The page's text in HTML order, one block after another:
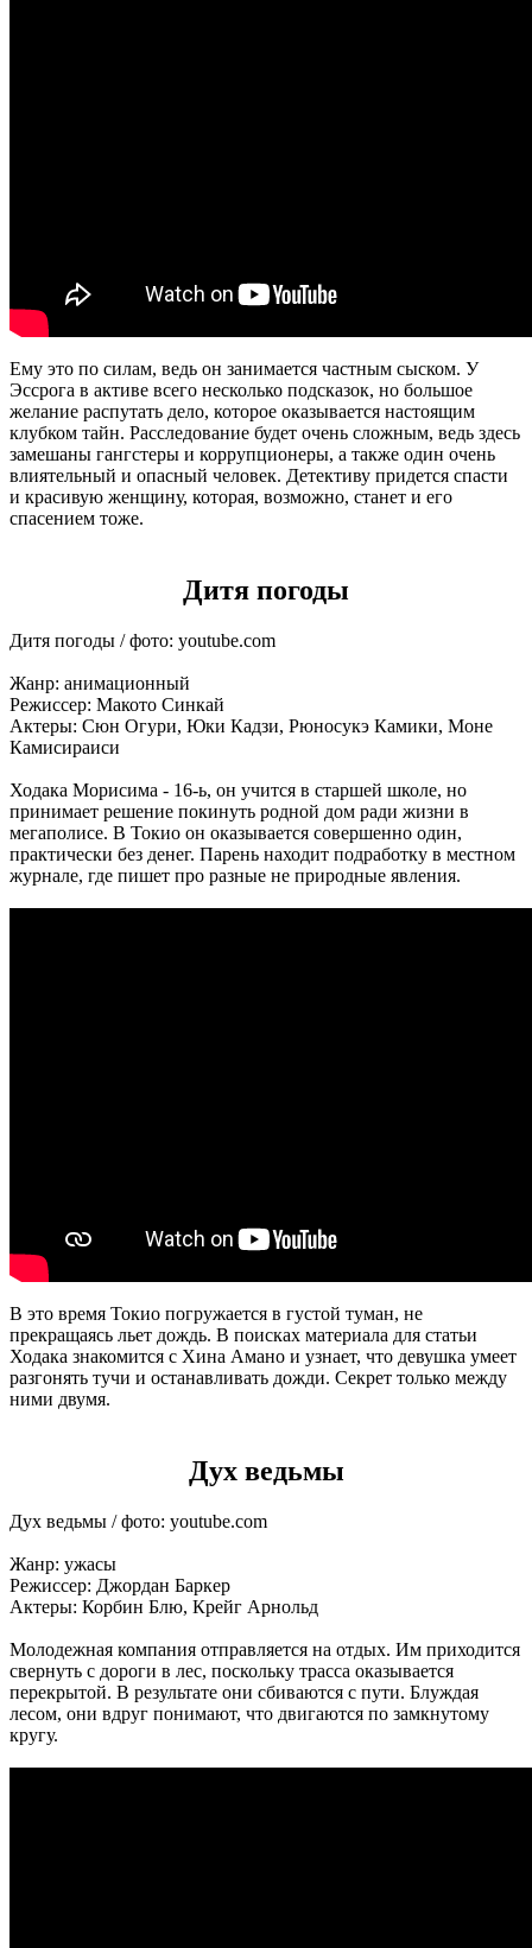
Ему это по силам, ведь он занимается частным сыском. У
Эссрога в активе всего несколько подсказок, но большое
желание распутать дело, которое оказывается настоящим
клубком тайн. Расследование будет очень сложным, ведь здесь
замешаны гангстеры и коррупционеры, а также один очень
влиятельный и опасный человек. Детективу придется спасти
и красивую женщину, которая, возможно, станет и его
спасением тоже.
Дитя погоды
Дитя погоды / фото: youtube.com
Жанр: анимационный
Режиссер: Макото Синкай
Актеры: Сюн Огури, Юки Кадзи, Рюносукэ Камики, Моне
Камисираиси
Ходака Морисима - 16-ь, он учится в старшей школе, но
принимает решение покинуть родной дом ради жизни в
мегаполисе. В Токио он оказывается совершенно один,
практически без денег. Парень находит подработку в местном
журнале, где пишет про разные не природные явления.
В это время Токио погружается в густой туман, не
прекращаясь льет дождь. В поисках материала для статьи
Ходака знакомится с Хина Амано и узнает, что девушка умеет
разгонять тучи и останавливать дожди. Секрет только между
ними двумя.
Дух ведьмы
Дух ведьмы / фото: youtube.com
Жанр: ужасы
Режиссер: Джордан Баркер
Актеры: Корбин Блю, Крейг Арнольд
Молодежная компания отправляется на отдых. Им приходится
свернуть с дороги в лес, поскольку трасса оказывается
перекрытой. В результате они сбиваются с пути. Блуждая
лесом, они вдруг понимают, что двигаются по замкнутому
кругу.